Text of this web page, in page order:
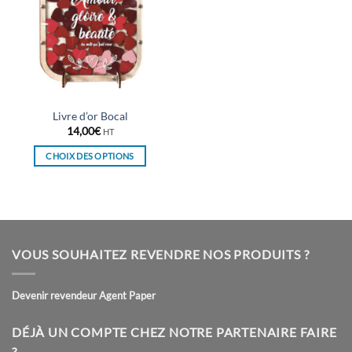
Livre d’or Bocal
14,00€ HT
CHOIX DES OPTIONS
plusieurs
Les
peuvent
sur
VOUS SOUHAITEZ REVENDRE NOS PRODUITS ?
Devenir revendeur Agent Paper
DÉJÀ UN COMPTE CHEZ NOTRE PARTENAIRE FAIRE